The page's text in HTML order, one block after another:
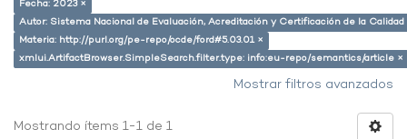
Fecha: 2023 ×
Autor: Sistema Nacional de Evaluación, Acreditación y Certificación de la
Materia: http://purl.org/pe-repo/ocde/ford#5.03.01 ×
xmlui.ArtifactBrowser.SimpleSearch.filter.type: info:eu-repo/semantics/article ×
Mostrar filtros avanzados
Mostrando ítems 1-1 de 1